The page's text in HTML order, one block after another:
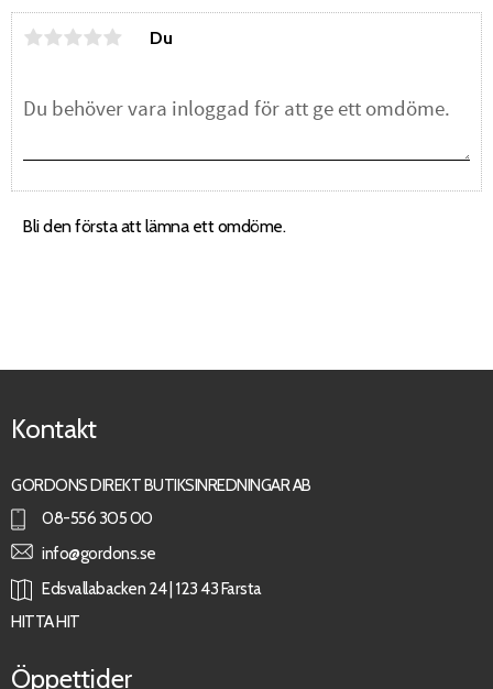
Du
Bli den första att lämna ett omdöme.
Kontakt
GORDONS DIREKT BUTIKSINREDNINGAR AB
08-556 305 00
info@gordons.se
Edsvallabacken 24 | 123 43 Farsta
HITTA HIT
Öppettider